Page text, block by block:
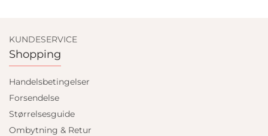
KUNDESERVICE
Shopping
Handelsbetingelser
Forsendelse
Størrelsesguide
Ombytning & Retur